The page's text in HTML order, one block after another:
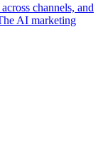
channels, and
AI marketing